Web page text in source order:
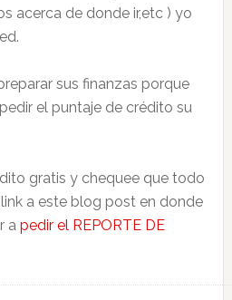
acerca de donde ir,etc ) yo
sus finanzas porque
el puntaje de crédito su
gratis y chequee que todo
a este blog post en donde
a pedir el REPORTE DE